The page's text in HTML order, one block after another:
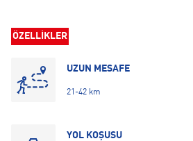
ÖZELLİKLER
UZUN MESAFE
21-42 km
YOL KOŞUSU